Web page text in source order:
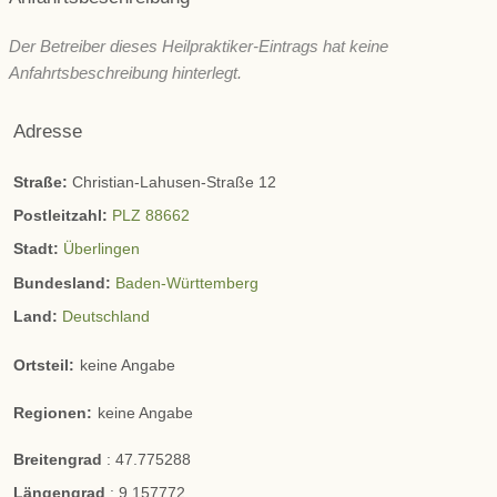
Der Betreiber dieses Heilpraktiker-Eintrags hat keine
Anfahrtsbeschreibung hinterlegt.
Adresse
Straße: Christian-Lahusen-Straße 12
Postleitzahl: PLZ 88662
Stadt: Überlingen
Bundesland: Baden-Württemberg
Land: Deutschland
Ortsteil: keine Angabe
Regionen: keine Angabe
Breitengrad : 47.775288
Längengrad : 9.157772